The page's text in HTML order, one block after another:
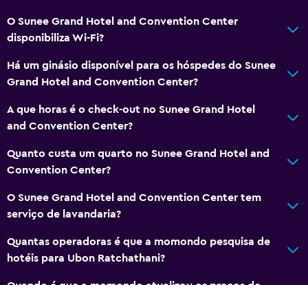
O Sunee Grand Hotel and Convention Center
disponibiliza Wi-Fi?
Há um ginásio disponível para os hóspedes do Sunee
Grand Hotel and Convention Center?
A que horas é o check-out no Sunee Grand Hotel
and Convention Center?
Quanto custa um quarto no Sunee Grand Hotel and
Convention Center?
O Sunee Grand Hotel and Convention Center tem
serviço de lavandaria?
Quantas operadoras é que a momondo pesquisa de
hotéis para Ubon Ratchathani?